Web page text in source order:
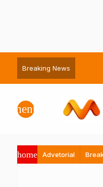
Breaking News
menu
home Advetorial